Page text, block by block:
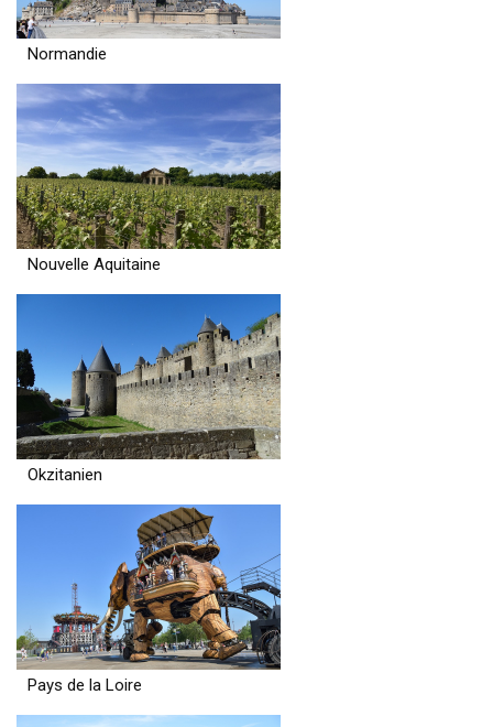
Normandie
Nouvelle Aquitaine
Okzitanien
Pays de la Loire